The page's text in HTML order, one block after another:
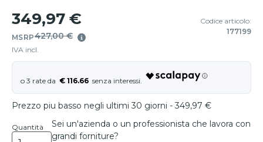
349,97 €
MSRP427,00 €
IVA incl.
Codice articolo:
177199
€ 116.66
Prezzo piu basso negli ultimi 30 giorni - 349,97 €
Quantità
Sei un'azienda o un professionista che lavora con
grandi forniture?